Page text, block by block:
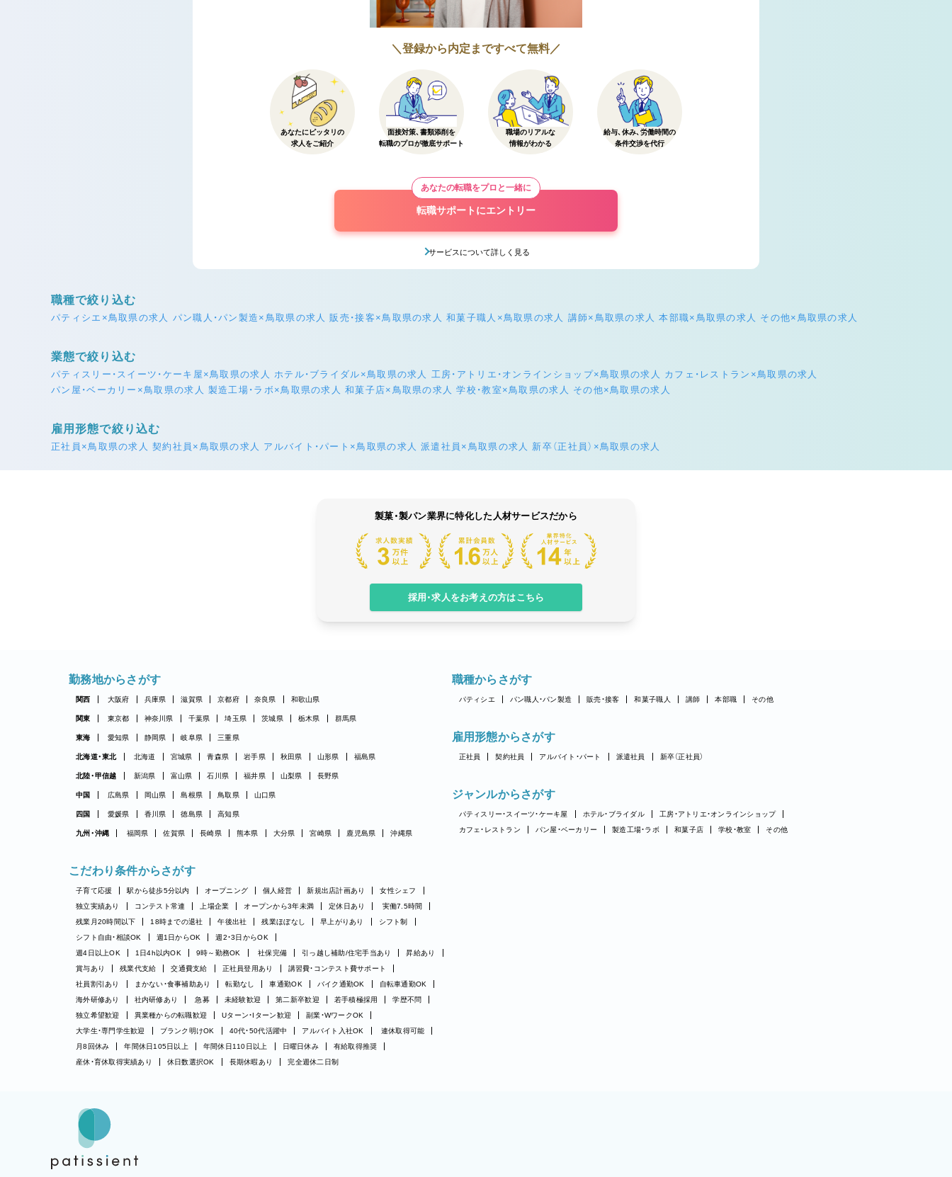
＼登録から内定まですべて無料／
あなたにピッタリの
求人をご紹介
面接対策、書類添削を
転職のプロが徹底サポート
職場のリアルな
情報がわかる
給与、休み、労働時間の
条件交渉を代行
あなたの転職をプロと一緒に
転職サポートにエントリー
サービスについて詳しく見る
職種で絞り込む
パティシエ×鳥取県の求人 パン職人・パン製造×鳥取県の求人 販売・接客×鳥取県の求人 和菓子職人×鳥取県の求人 講師×鳥取県の求人 本部職×鳥取県の求人 その他×鳥取県の求人
業態で絞り込む
パティスリー・スイーツ・ケーキ屋×鳥取県の求人 ホテル・ブライダル×鳥取県の求人 工房・アトリエ・オンラインショップ×鳥取県の求人
カフェ・レストラン×鳥取県の求人
パン屋・ベーカリー×鳥取県の求人 製造工場・ラボ×鳥取県の求人 和菓子店×鳥取県の求人 学校・教室×鳥取県の求人 その他×鳥取県の求人
雇用形態で絞り込む
正社員×鳥取県の求人 契約社員×鳥取県の求人 アルバイト・パート×鳥取県の求人 派遣社員×鳥取県の求人 新卒（正社員）×鳥取県の求人
製菓・製パン業界に特化した人材サービスだから
採用・求人をお考えの方はこちら
勤務地からさがす
関西 大阪府 兵庫県 滋賀県 京都府 奈良県 和歌山県
関東 東京都 神奈川県 千葉県 埼玉県 茨城県 栃木県 群馬県
東海 愛知県 静岡県 岐阜県 三重県
北海道・東北 北海道 宮城県 青森県 岩手県 秋田県 山形県 福島県
北陸・甲信越 新潟県 富山県 石川県 福井県 山梨県 長野県
中国 広島県 岡山県 島根県 鳥取県 山口県
四国 愛媛県 香川県 徳島県 高知県
九州・沖縄 福岡県 佐賀県 長崎県 熊本県 大分県 宮崎県 鹿児島県 沖縄県
職種からさがす
パティシエ パン職人・パン製造 販売・接客 和菓子職人 講師 本部職 その他
雇用形態からさがす
正社員 契約社員 アルバイト・パート 派遣社員 新卒（正社員）
ジャンルからさがす
パティスリー・スイーツ・ケーキ屋 ホテル・ブライダル
工房・アトリエ・オンラインショップ
カフェ・レストラン
パン屋・ベーカリー 製造工場・ラボ 和菓子店 学校・教室 その他
こだわり条件からさがす
子育て応援 駅から徒歩5分以内 オープニング 個人経営 新規出店計画あり
女性シェフ
独立実績あり
コンテスト常連 上場企業 オープンから3年未満 定休日あり
実働7.5時間
残業月20時間以下
18時までの退社 午後出社 残業ほぼなし 早上がりあり
シフト制
シフト自由・相談OK
週1日からOK
週2・3日からOK
週4日以上OK
1日4h以内OK 9時～勤務OK 社保完備 引っ越し補助/住宅手当あり
昇給あり
賞与あり
残業代支給 交通費支給 正社員登用あり
講習費・コンテスト費サポート
社員割引あり
まかない・食事補助あり 転勤なし 車通勤OK バイク通勤OK
自転車通勤OK
海外研修あり
社内研修あり 急募 未経験歓迎 第二新卒歓迎 若手積極採用
学歴不問
独立希望歓迎
異業種からの転職歓迎 Uターン・Iターン歓迎
副業・WワークOK
大学生・専門学生歓迎
ブランク明けOK 40代・50代活躍中 アルバイト入社OK
連休取得可能
月8回休み
年間休日105日以上 年間休日110日以上 日曜日休み
有給取得推奨
産休・育休取得実績あり
休日数選択OK 長期休暇あり 完全週休二日制